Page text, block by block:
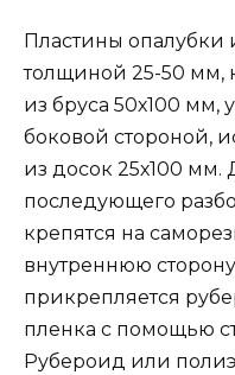
Пластины опалубки
толщиной 25-50 мм,
из бруса 50х100 мм,
боковой стороной,
из досок 25х100
последующего
крепятся на
внутреннюю
прикрепляется
пленка с помощью
Рубероид или